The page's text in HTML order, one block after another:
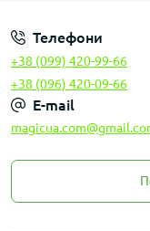
Телефони
+38 (099) 420-99-66
+38 (096) 420-09-66
E-mail